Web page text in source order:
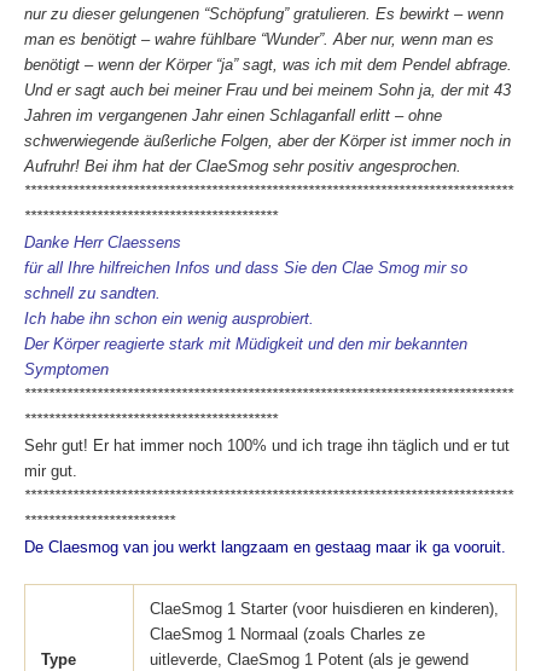
nur zu dieser gelungenen “Schöpfung” gratulieren. Es bewirkt – wenn
man es benötigt – wahre fühlbare “Wunder”. Aber nur, wenn man es
benötigt – wenn der Körper “ja” sagt, was ich mit dem Pendel abfrage.
Und er sagt auch bei meiner Frau und bei meinem Sohn ja, der mit 43
Jahren im vergangenen Jahr einen Schlaganfall erlitt – ohne
schwerwiegende äußerliche Folgen, aber der Körper ist immer noch in
Aufruhr! Bei ihm hat der ClaeSmog sehr positiv angesprochen.
*********************************************************************************
******************************************
Danke Herr Claessens
für all Ihre hilfreichen Infos und dass Sie den Clae Smog mir so
schnell zu sandten.
Ich habe ihn schon ein wenig ausprobiert.
Der Körper reagierte stark mit Müdigkeit und den mir bekannten
Symptomen
*********************************************************************************
******************************************
Sehr gut! Er hat immer noch 100% und ich trage ihn täglich und er tut
mir gut.
*********************************************************************************
*************************
De Claesmog van jou werkt langzaam en gestaag maar ik ga vooruit.
Type
ClaeSmog 1 Starter (voor huisdieren en kinderen),
ClaeSmog 1 Normaal (zoals Charles ze
uitleverde, ClaeSmog 1 Potent (als je gewend